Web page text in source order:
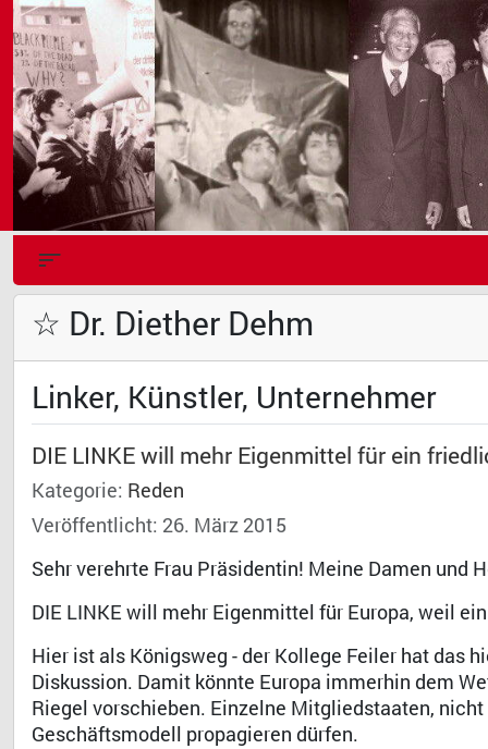
☆ Dr. Diether Dehm
Linker, Künstler, Unternehmer
DIE LINKE will mehr Eigenmittel für ein
Kategorie: Reden
Veröffentlicht: 26. März 2015
Sehr verehrte Frau Präsidentin! Meine Damen und
DIE LINKE will mehr Eigenmittel für Europa, weil
Hier ist als Königsweg - der Kollege Feiler hat das
Diskussion. Damit könnte Europa immerhin dem
Riegel vorschieben. Einzelne Mitgliedstaaten,
Geschäftsmodell propagieren dürfen.